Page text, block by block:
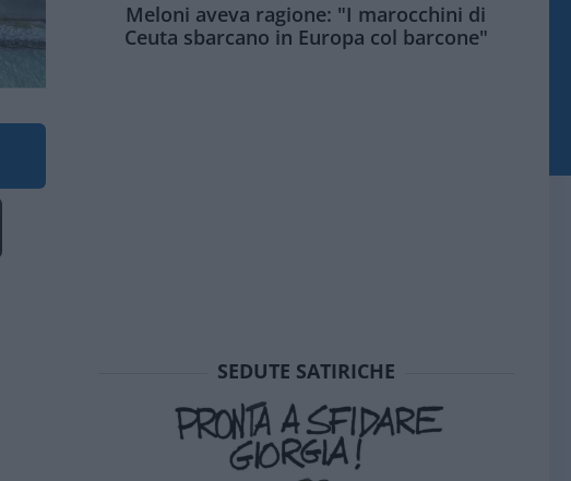
Meloni aveva ragione: "I marocchini di
Ceuta sbarcano in Europa col barcone"
SEDUTE SATIRICHE